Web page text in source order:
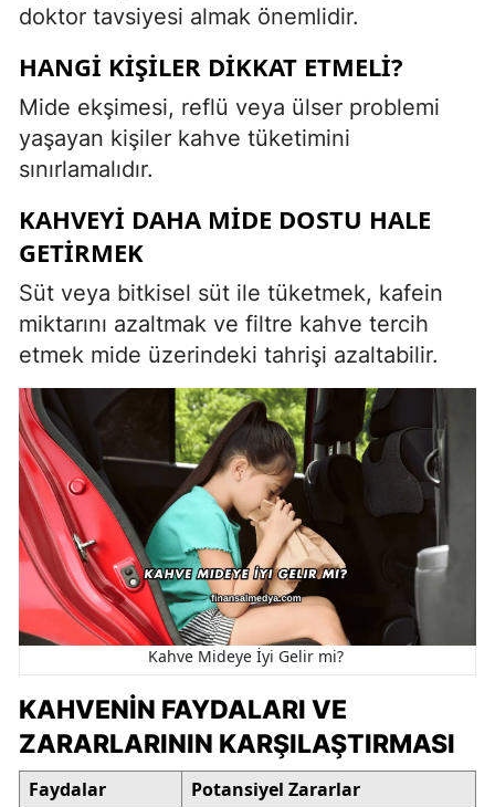
doktor tavsiyesi almak önemlidir.
HANGI KIŞILER DIKKAT ETMELI?
Mide ekşimesi, reflü veya ülser problemi
yaşayan kişiler kahve tüketimini
sınırlamalıdır.
KAHVEYI DAHA MIDE DOSTU HALE
GETIRMEK
Süt veya bitkisel süt ile tüketmek, kafein
miktarını azaltmak ve filtre kahve tercih
etmek mide üzerindeki tahrişi azaltabilir.
Kahve Mideye İyi Gelir mi?
KAHVENIN FAYDALARI VE
ZARARLARININ KARŞILAŞTIRMASI
Faydalar
Potansiyel Zararlar